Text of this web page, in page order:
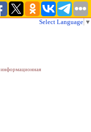
Select Language ▼
информационная